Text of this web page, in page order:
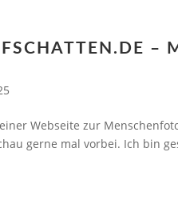
–
Webseite zur
gerne mal vorbei. Ich bin